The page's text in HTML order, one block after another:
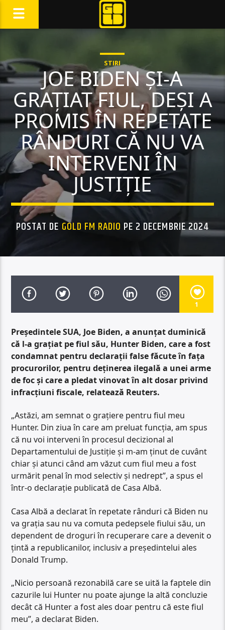
STIRI
JOE BIDEN ȘI-A
GRAȚIAT FIUL, DEȘI A
PROMIS ÎN REPETATE
RÂNDURI CĂ NU VA
INTERVENI ÎN
JUSTIȚIE
POSTAT DE GOLD FM RADIO PE 2 DECEMBRIE 2024
1
Președintele SUA, Joe Biden, a anunțat duminică
că l-a grațiat pe fiul său, Hunter Biden, care a fost
condamnat pentru declarații false făcute în fața
procurorilor, pentru deținerea ilegală a unei arme
de foc și care a pledat vinovat în alt dosar privind
infracțiuni fiscale, relatează Reuters.
„Astăzi, am semnat o grațiere pentru fiul meu
Hunter. Din ziua în care am preluat funcția, am spus
că nu voi interveni în procesul decizional al
Departamentului de Justiție și m-am ținut de cuvânt
chiar și atunci când am văzut cum fiul meu a fost
urmărit penal în mod selectiv și nedrept”, a spus el
într-o declarație publicată de Casa Albă.
Casa Albă a declarat în repetate rânduri că Biden nu
va grația sau nu va comuta pedepsele fiului său, un
dependent de droguri în recuperare care a devenit o
țintă a republicanilor, inclusiv a președintelui ales
Donald Trump.
„Nicio persoană rezonabilă care se uită la faptele din
cazurile lui Hunter nu poate ajunge la altă concluzie
decât că Hunter a fost ales doar pentru că este fiul
meu”, a declarat Biden.